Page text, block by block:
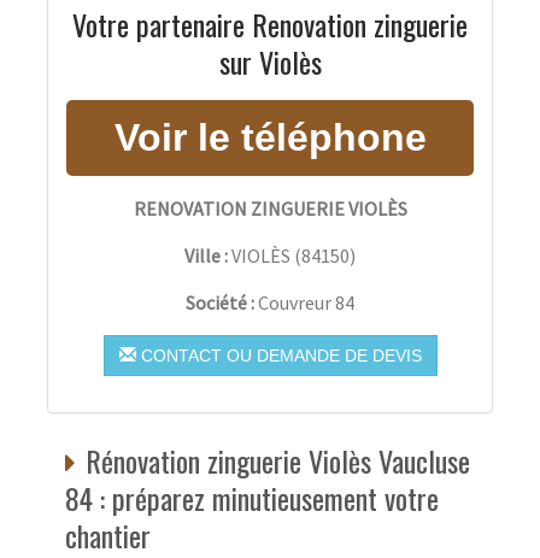
Votre partenaire Renovation zinguerie
sur Violès
RENOVATION ZINGUERIE VIOLÈS
Ville :VIOLÈS (84150)
Société :Couvreur 84
CONTACT OU DEMANDE DE DEVIS
Rénovation zinguerie Violès Vaucluse
84 : préparez minutieusement votre
chantier